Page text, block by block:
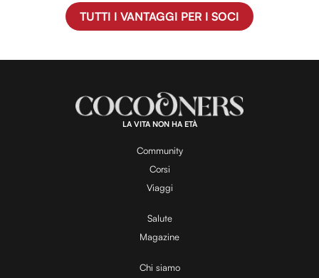
TUTTI I VANTAGGI PER I SOCI
LA VITA NON HA ETÀ
Community
Corsi
Viaggi
Salute
Magazine
Chi siamo